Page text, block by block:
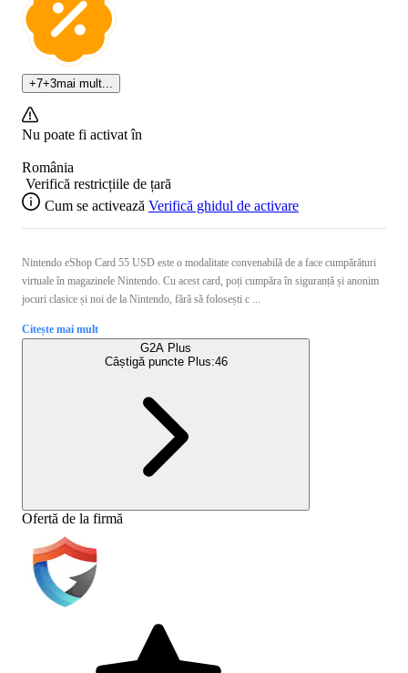
+7+3mai mult...
Nu poate fi activat în
România
Verifică restricțiile de țară
Cum se activează Verifică ghidul de activare
Nintendo eShop Card 55 USD este o modalitate convenabilă de a face cumpărături
virtuale în magazinele Nintendo. Cu acest card, poți cumpăra în siguranță și anonim
jocuri clasice și noi de la Nintendo, fără să folosești c ...
Citește mai mult
G2A Plus
Câștigă puncte Plus:46
Ofertă de la firmă